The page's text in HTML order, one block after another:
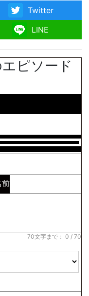
Twitter
LINE
ピソード
前
70文字まで： 0 / 70